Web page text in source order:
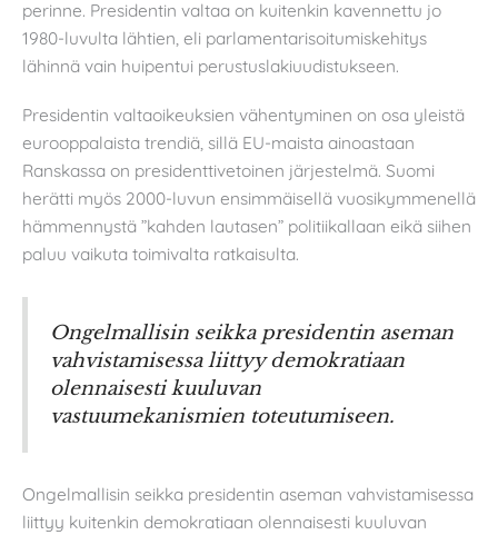
perinne. Presidentin valtaa on kuitenkin kavennettu jo
1980-luvulta lähtien, eli parlamentarisoitumiskehitys
lähinnä vain huipentui perustuslakiuudistukseen.
Presidentin valtaoikeuksien vähentyminen on osa yleistä
eurooppalaista trendiä, sillä EU-maista ainoastaan
Ranskassa on presidenttivetoinen järjestelmä. Suomi
herätti myös 2000-luvun ensimmäisellä vuosikymmenellä
hämmennystä ”kahden lautasen” politiikallaan eikä siihen
paluu vaikuta toimivalta ratkaisulta.
Ongelmallisin seikka presidentin aseman
vahvistamisessa liittyy demokratiaan
olennaisesti kuuluvan
vastuumekanismien toteutumiseen.
Ongelmallisin seikka presidentin aseman vahvistamisessa
liittyy kuitenkin demokratiaan olennaisesti kuuluvan